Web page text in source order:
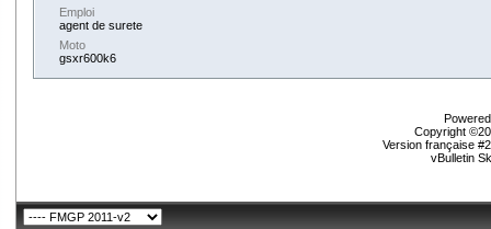
Emploi
agent de surete
Moto
gsxr600k6
Copyright
Version française
vBulletin